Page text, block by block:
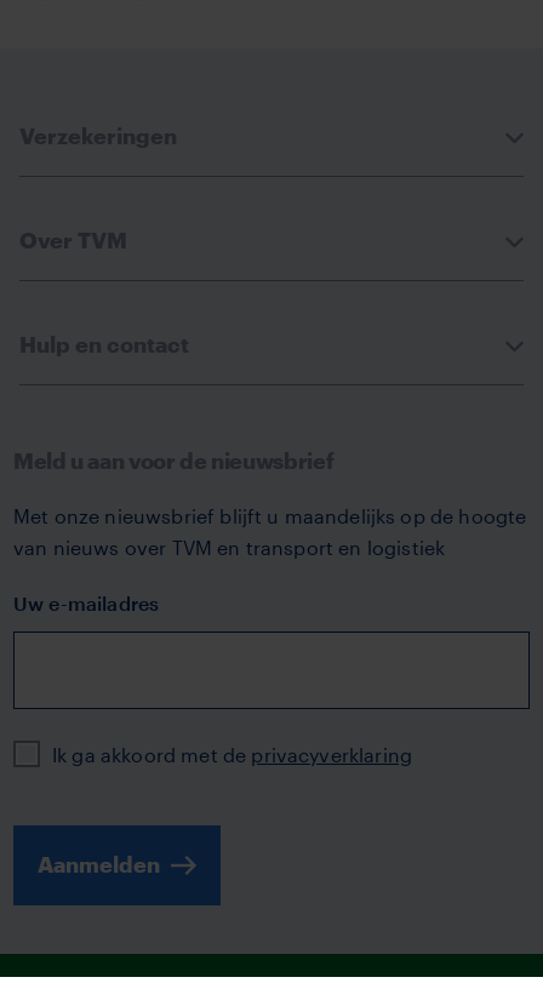
Verzekeringen
Over TVM
Hulp en contact
Meld u aan voor de nieuwsbrief
Met onze nieuwsbrief blijft u maandelijks op de hoogte
van nieuws over TVM en transport en logistiek
Uw e-mailadres
PrivacyIk ga akkoord met de privacyverklaring